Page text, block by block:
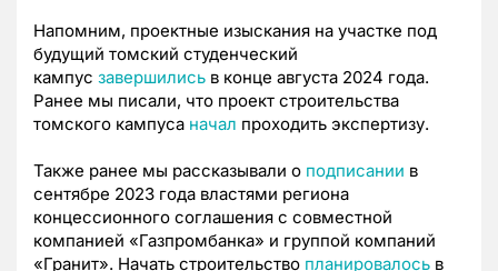
Напомним, проектные изыскания на участке под
будущий томский студенческий
кампус завершились в конце августа 2024 года.
Ранее мы писали, что проект строительства
томского кампуса начал проходить экспертизу.
Также ранее мы рассказывали о подписании в
сентябре 2023 года властями региона
концессионного соглашения с совместной
компанией «Газпромбанка» и группой компаний
«Гранит». Начать строительство планировалось в